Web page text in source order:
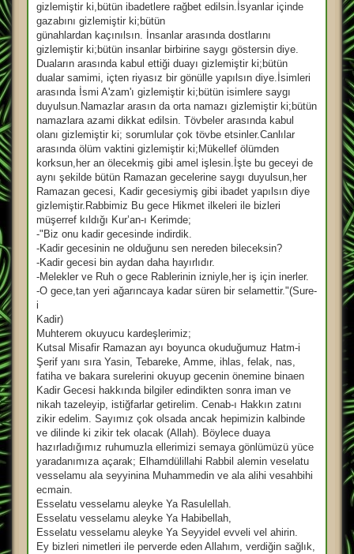
gizlemiştir ki,bütün ibadetlere rağbet edilsin.İsyanlar içinde
gazabını gizlemiştir ki;bütün
günahlardan kaçınılsın. İnsanlar arasında dostlarını
gizlemiştir ki;bütün insanlar birbirine saygı göstersin diye.
Duaların arasında kabul ettiği duayı gizlemiştir ki;bütün
dualar samimi, içten riyasız bir gönülle yapılsın diye.İsimleri
arasında İsmi A'zam'ı gizlemiştir ki;bütün isimlere saygı
duyulsun.Namazlar arasın da orta namazı gizlemiştir ki;bütün
namazlara azami dikkat edilsin. Tövbeler arasında kabul
olanı gizlemiştir ki; sorumlular çok tövbe etsinler.Canlılar
arasında ölüm vaktini gizlemiştir ki;Mükellef ölümden
korksun,her an ölecekmiş gibi amel işlesin.İşte bu geceyi de
aynı şekilde bütün Ramazan gecelerine saygı duyulsun,her
Ramazan gecesi, Kadir gecesiymiş gibi ibadet yapılsın diye
gizlemiştir.Rabbimiz Bu gece Hikmet ilkeleri ile bizleri
müşerref kıldığı Kur’an-ı Kerimde;
-"Biz onu kadir gecesinde indirdik.
-Kadir gecesinin ne olduğunu sen nereden bileceksin?
-Kadir gecesi bin aydan daha hayırlıdır.
-Melekler ve Ruh o gece Rablerinin izniyle,her iş için inerler.
-O gece,tan yeri ağarıncaya kadar süren bir selamettir."(Sure-
i
Kadir)
Muhterem okuyucu kardeşlerimiz;
Kutsal Misafir Ramazan ayı boyunca okuduğumuz Hatm-i
Şerif yanı sıra Yasin, Tebareke, Amme, ihlas, felak, nas,
fatiha ve bakara surelerini okuyup gecenin önemine binaen
Kadir Gecesi hakkında bilgiler edindikten sonra iman ve
nikah tazeleyip, istiğfarlar getirelim. Cenab-ı Hakkın zatını
zikir edelim. Sayımız çok olsada ancak hepimizin kalbinde
ve dilinde ki zikir tek olacak (Allah). Böylece duaya
hazırladığımız ruhumuzla ellerimizi semaya gönlümüzü yüce
yaradanımıza açarak; Elhamdülillahi Rabbil alemin veselatu
vesselamu ala seyyinina Muhammedin ve ala alihi vesahbihi
ecmain.
Esselatu vesselamu aleyke Ya Rasulellah.
Esselatu vesselamu aleyke Ya Habibellah,
Esselatu vesselamu aleyke Ya Seyyidel evveli vel ahirin.
Ey bizleri nimetleri ile perverde eden Allahım, verdiğin sağlık,